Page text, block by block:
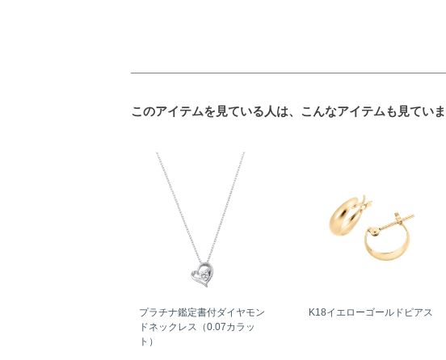
このアイテムを見ている人は、こんなアイテムも見ていま
プラチナ鑑定書付ダイヤモン
ドネックレス（0.07カラッ
ト）
K18イエローゴールドピアス